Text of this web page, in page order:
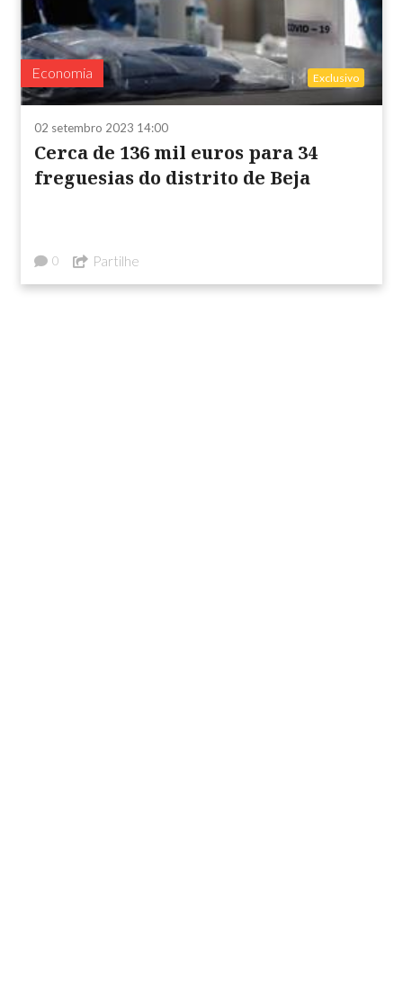
Economia Exclusivo
02 setembro 2023 14:00
Cerca de 136 mil euros para 34
freguesias do distrito de Beja
0 Partilhe